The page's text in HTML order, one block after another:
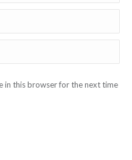
in this browser for the next time